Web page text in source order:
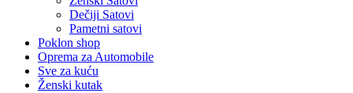
Dečiji Satovi
Pametni satovi
Poklon shop
Oprema za Automobile
Sve za kuću
Ženski kutak